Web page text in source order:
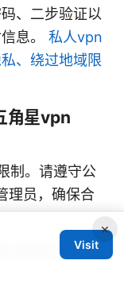
、二步验证以
息。 私人vpn
、绕过地域限
角星vpn
制。请遵守公
理员，确保合
何联系支
×
Visit